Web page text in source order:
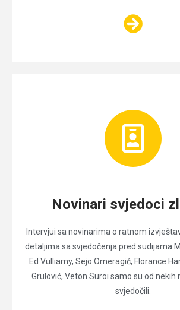
Novinari svjedoci
Intervjui sa novinarima o ratnom
detaljima sa svjedočenja pred sudijama
Ed Vulliamy, Sejo Omeragić, Florance
Grulović, Veton Suroi samo su od nekih
svjedočili.